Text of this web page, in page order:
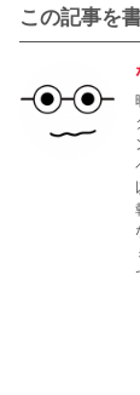
この記事を